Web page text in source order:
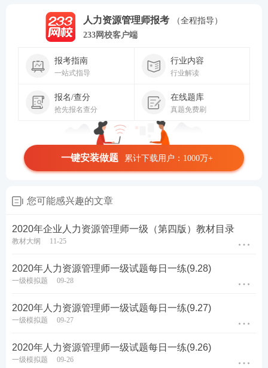
人力资源管理师报考
（全程指导）
233网校客户端
报考指南
一站式指导
行业内容
行业解读
报名/查分
抢先报名查分
在线题库
真题免费刷
一键安装做题 累计下载用户：1000万+
您可能感兴趣的文章
2020年企业人力资源管理师一级（第四版）教材目录
教材大纲 11-25
2020年人力资源管理师一级试题每日一练(9.28)
一级模拟题 09-28
2020年人力资源管理师一级试题每日一练(9.27)
一级模拟题 09-27
2020年人力资源管理师一级试题每日一练(9.26)
一级模拟题 09-26